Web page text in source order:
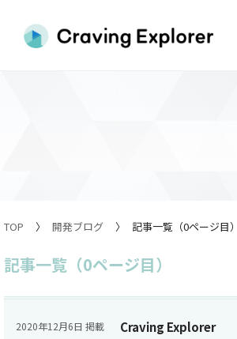
TOP 開発ブログ 記事一覧（0ページ目）
記事一覧（0ページ目）
Craving Explorer
2020年12月6日 掲載